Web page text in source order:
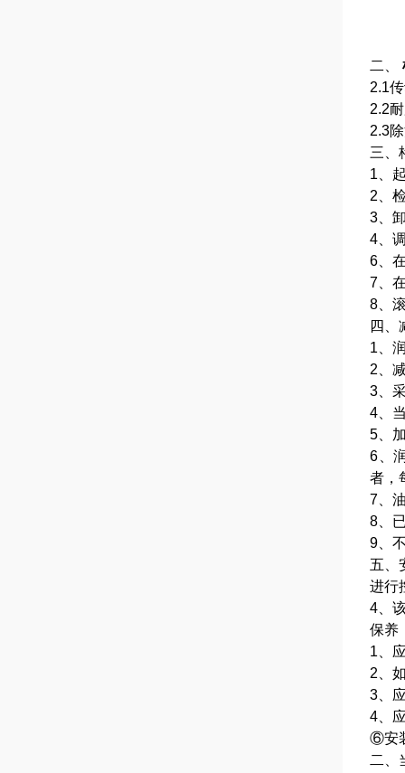
二、
2.1
2.2
2.3
三、
1、
2、
3、
4、
6、
7、
8、
四、
1、
2、
3、
4、
5、
6、
者，
7、
8、
9、
五、
进行
4、
保养
1、
2、
3、
4、
⑥安
二、